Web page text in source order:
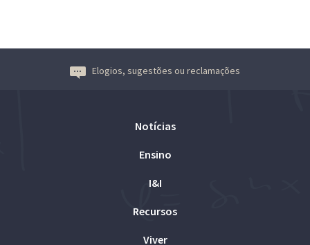
Elogios, sugestões ou reclamações
Notícias
Ensino
I&I
Recursos
Viver